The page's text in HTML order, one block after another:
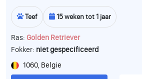
Teef 15 weken tot 1 jaar
Ras: Golden Retriever
Fokker: niet gespecificeerd
1060, Belgie